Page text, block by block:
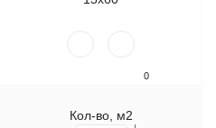
0
Кол-во, м2